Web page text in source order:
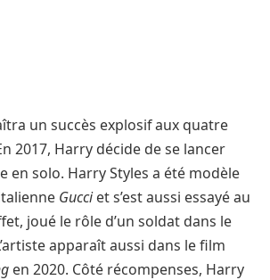
un succès explosif aux quatre
2017, Harry décide de se lancer
en solo. Harry Styles a été modèle
Gucciet s’est aussi essayé au
joué le rôle d’un soldat dans le
apparaît aussi dans le film
en 2020. Côté récompenses, Harry